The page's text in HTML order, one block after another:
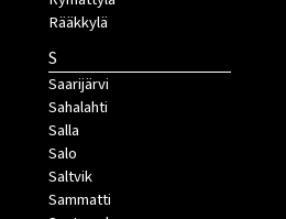
Rääkkylä
S
Saarijärvi
Sahalahti
Salla
Salo
Saltvik
Sammatti